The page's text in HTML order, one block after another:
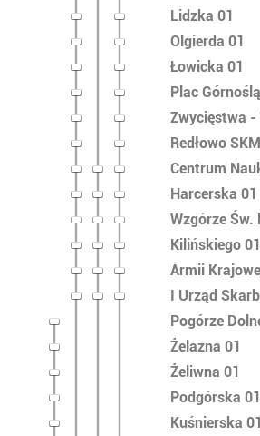
Lidzka 01
Olgierda 01
Łowicka 01
Plac
Zwycięstwa -
Redłowo
Centrum
Harcerska 01
Wzgórze Św.
Kilińskiego 01
Armii
I Urząd
Pogórze
Żelazna 01
Żeliwna 01
Podgórska 01
Kuśnierska 01